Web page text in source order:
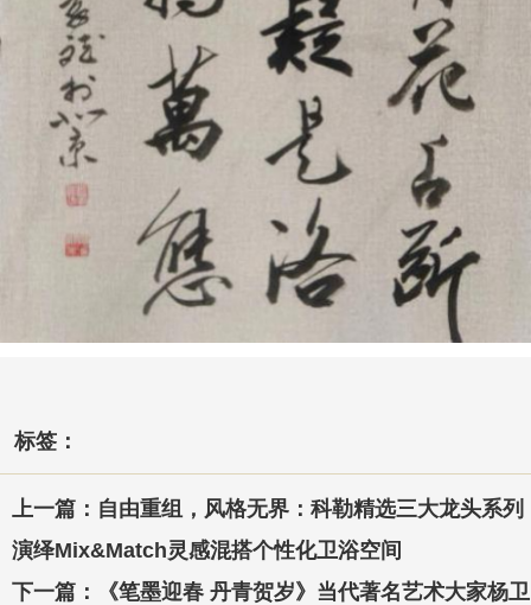
标签：
上一篇：自由重组，风格无界：科勒精选三大龙头系列
演绎Mix&Match灵感混搭个性化卫浴空间
下一篇：《笔墨迎春 丹青贺岁》当代著名艺术大家杨卫